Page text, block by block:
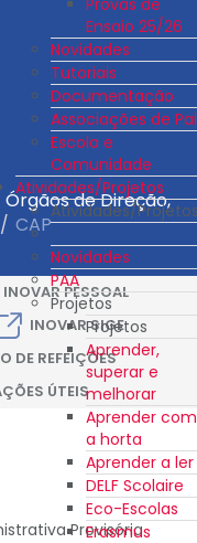
Ensaio 25/26
Novidades
Tutoriais
Documentação
Associações de
Escola e
Comunidade
Atividades/Projetos
Atividades/
Novidades
PAA
Projetos
Projetos
Aprender,
superar e
melhorar
Aprender com
a horta
Aprender a ler
DELF Scolaire
Eco-Escolas
Erasmus
Órgãos de Direção,
CAP
INOVAR PESSOAL
INOVAR SIGE
DE REFEIÇÕES
ÚTEIS
Provisória